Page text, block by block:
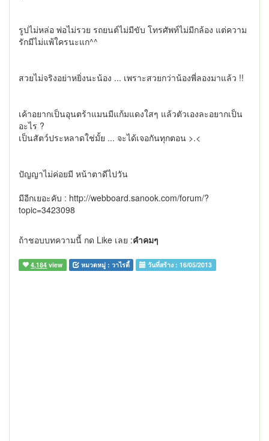
รูปไม่หล่อ พ่อไม่รวย รถยนต์ไม่มีขับ โทรศัพท์ไม่มีกล้อง แต่ความ
รักมีไม่แพ้ใครนะแก^^
สวยไม่จริงอย่าหยิ่งนะน้อง ... เพราะสวยกว่าน้องพี่ลองมาแล้ว !!
เค้าอยากเป็นอุนตร้าแมนมีแก้มแดงใสๆ แล้วตัวเองละอยากเป็น
อะไร ?
เป็นสัตว์ประหลาดใช่มั้ย ... จะได้เจอกันทุกตอน >.<
ปัญญาไม่ค่อยมี หน้าตาดีไปวัน
มีอีกเยอะคับ : http://webboard.sanook.com/forum/?
topic=3423098
ถ้าชอบบทความนี้ กด Like เลย :คำคมๆ
4,184 view หมวดหมู่ : วาไรตี้ วันที่สร้าง :16/05/2013